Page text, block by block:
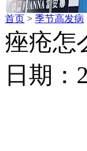
首页 > 季节高发病
痤疮怎
日期：